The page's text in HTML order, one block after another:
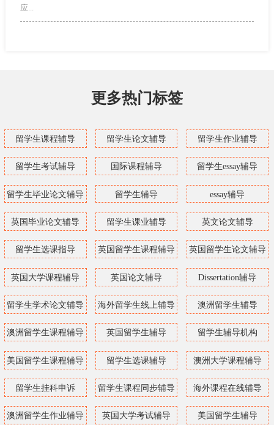
应...
更多热门标签
留学生课程辅导 留学生论文辅导 留学生作业辅导
留学生考试辅导 国际课程辅导 留学生essay辅导
留学生毕业论文辅导 留学生辅导 essay辅导
英国毕业论文辅导 留学生课业辅导 英文论文辅导
留学生选课指导 英国留学生课程辅导 英国留学生论文辅导
英国大学课程辅导 英国论文辅导 Dissertation辅导
留学生学术论文辅导 海外留学生线上辅导 澳洲留学生辅导
澳洲留学生课程辅导 英国留学生辅导 留学生辅导机构
美国留学生课程辅导 留学生选课辅导 澳洲大学课程辅导
留学生挂科申诉 留学生课程同步辅导 海外课程在线辅导
澳洲留学生作业辅导 英国大学考试辅导 美国留学生辅导